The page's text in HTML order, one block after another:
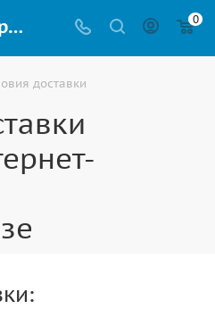
Доставка товаров интернет-магазина от компании ВИНКО в Владикавказе 0
доставки